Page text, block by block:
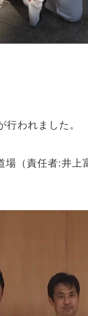
われました。
（責任者:井上